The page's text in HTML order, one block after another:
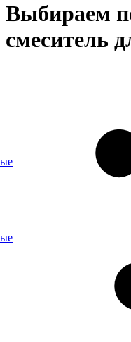
Выбираем
смеситель